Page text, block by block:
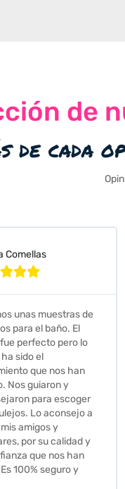
de
de cada
2024

con muy
disponibilidad para
y
fantástica
calidad-precio.
por todo